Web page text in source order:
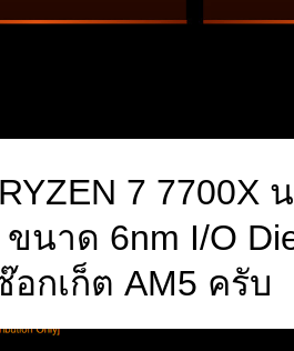
7 7700X
ขนาด 6nm I/O
อกเก็ต AM5 ครับ